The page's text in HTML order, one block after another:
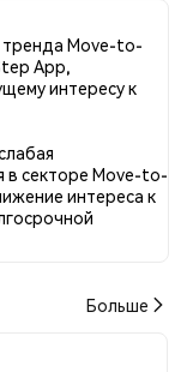
было
В Twitter 8.33%
с 0.00% твитов с
были
основаны
тренда Move-to-
App,
интересу к
в секторе Move-to-
интереса к
Больше